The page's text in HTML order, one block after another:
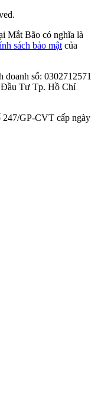
Mắt Bão có nghĩa là
sách bảo mật của
số: 0302712571
Đầu Tư Tp. Hồ Chí
247/GP-CVT cấp ngày